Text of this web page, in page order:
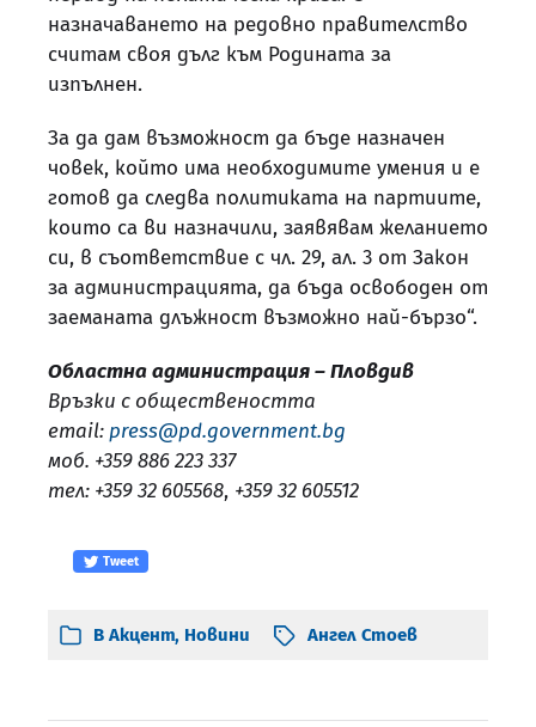
назначаването на редовно правителство
считам своя дълг към Родината за
изпълнен.
За да дам възможност да бъде назначен
човек, който има необходимите умения и е
готов да следва политиката на партиите,
които са ви назначили, заявявам желанието
си, в съответствие с чл. 29, ал. 3 от Закон
за администрацията, да бъда освободен от
заеманата длъжност възможно най-бързо“.
Областна администрация – Пловдив
Връзки с обществеността
email:press@pd.government.bg
моб. +359 886 223 337
тел: +359 32 605568, +359 32 605512
Tweet
В Акцент, Новини Ангел Стоев